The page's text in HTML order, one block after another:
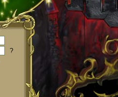
?